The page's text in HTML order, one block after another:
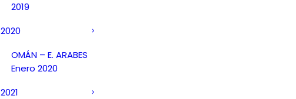
2019
2020
OMÁN – E. ARABES
Enero 2020
2021